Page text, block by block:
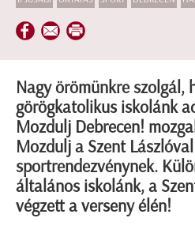
Nagy örömünkre szolgál,
görögkatolikus iskolánk
Mozdulj Debrecen!
Mozdulj a Szent
sportrendezvénynek.
általános iskolánk, a
végzett a verseny élén!